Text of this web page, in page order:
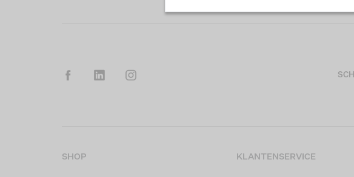
SHOP KLANTENSERVICE